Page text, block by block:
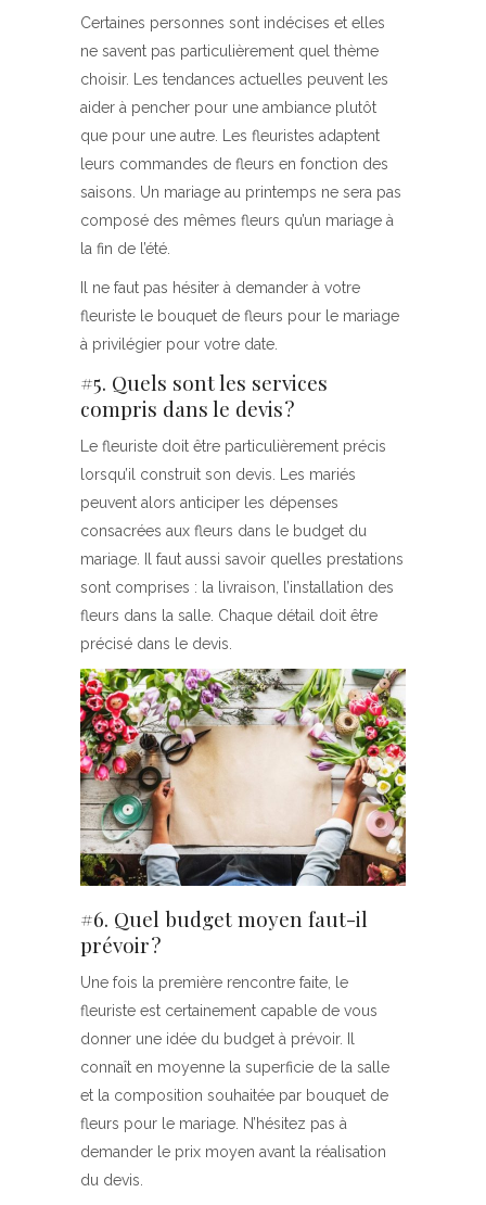
Certaines personnes sont indécises et elles
ne savent pas particulièrement quel thème
choisir. Les tendances actuelles peuvent les
aider à pencher pour une ambiance plutôt
que pour une autre. Les fleuristes adaptent
leurs commandes de fleurs en fonction des
saisons. Un mariage au printemps ne sera pas
composé des mêmes fleurs qu’un mariage à
la fin de l’été.
Il ne faut pas hésiter à demander à votre
fleuriste le bouquet de fleurs pour le mariage
à privilégier pour votre date.
#5. Quels sont les services
compris dans le devis ?
Le fleuriste doit être particulièrement précis
lorsqu’il construit son devis. Les mariés
peuvent alors anticiper les dépenses
consacrées aux fleurs dans le budget du
mariage. Il faut aussi savoir quelles prestations
sont comprises : la livraison, l’installation des
fleurs dans la salle. Chaque détail doit être
précisé dans le devis.
#6. Quel budget moyen faut-il
prévoir ?
Une fois la première rencontre faite, le
fleuriste est certainement capable de vous
donner une idée du budget à prévoir. Il
connaît en moyenne la superficie de la salle
et la composition souhaitée par bouquet de
fleurs pour le mariage. N’hésitez pas à
demander le prix moyen avant la réalisation
du devis.